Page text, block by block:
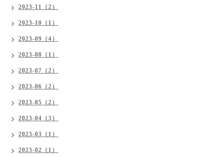
2023-11（2）
2023-10（1）
2023-09（4）
2023-08（1）
2023-07（2）
2023-06（2）
2023-05（2）
2023-04（3）
2023-03（1）
2023-02（1）